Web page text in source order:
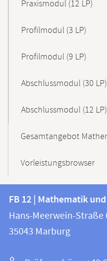
Praxismodul (12 LP)
Profilmodul (3 LP)
Profilmodul (9 LP)
Abschlussmodul (30 LP)
Abschlussmodul (12 LP)
Gesamtangebot
Vorleistungsbrowser
Kontakt
und
Informationen
FB
12
|
FB 12 | Mathematik
Hans-Meerwein-Straße
35043 Marburg